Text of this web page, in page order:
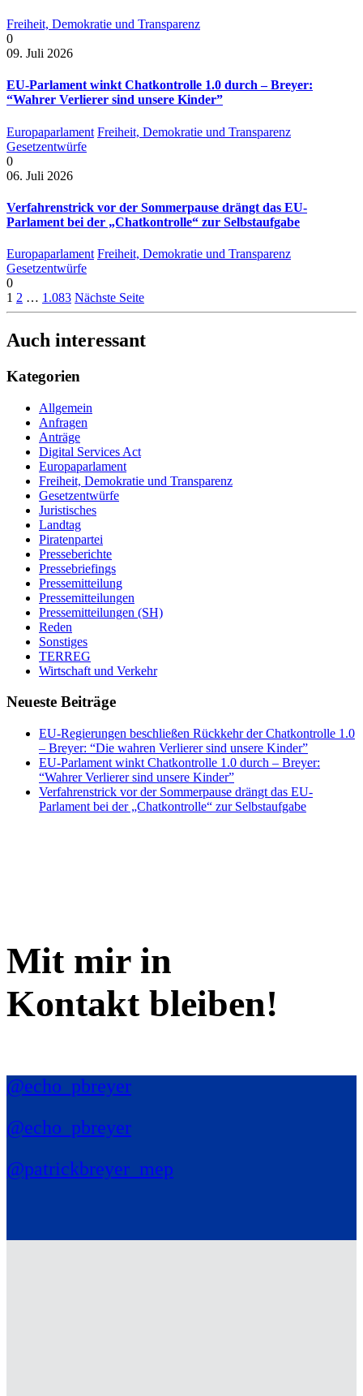
Freiheit, Demokratie und Transparenz
0
09. Juli 2026
EU-Parlament winkt Chatkontrolle 1.0 durch – Breyer:
“Wahrer Verlierer sind unsere Kinder”
Europaparlament Freiheit, Demokratie und Transparenz
Gesetzentwürfe
0
06. Juli 2026
Verfahrenstrick vor der Sommerpause drängt das EU-
Parlament bei der „Chatkontrolle“ zur Selbstaufgabe
Europaparlament Freiheit, Demokratie und Transparenz
Gesetzentwürfe
0
1 2 … 1.083 Nächste Seite
Auch interessant
Kategorien
Allgemein
Anfragen
Anträge
Digital Services Act
Europaparlament
Freiheit, Demokratie und Transparenz
Gesetzentwürfe
Juristisches
Landtag
Piratenpartei
Presseberichte
Pressebriefings
Pressemitteilung
Pressemitteilungen
Pressemitteilungen (SH)
Reden
Sonstiges
TERREG
Wirtschaft und Verkehr
Neueste Beiträge
EU-Regierungen beschließen Rückkehr der Chatkontrolle 1.0
– Breyer: “Die wahren Verlierer sind unsere Kinder”
EU-Parlament winkt Chatkontrolle 1.0 durch – Breyer:
“Wahrer Verlierer sind unsere Kinder”
Verfahrenstrick vor der Sommerpause drängt das EU-
Parlament bei der „Chatkontrolle“ zur Selbstaufgabe
Mit mir in
Kontakt bleiben!
@echo_pbreyer
@echo_pbreyer
@patrickbreyer_mep